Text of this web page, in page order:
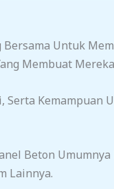
Bersama Untuk
Membuat
Serta
Beton
Lainnya.